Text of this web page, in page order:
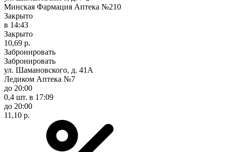
Минская Фармация Аптека №210
Закрыто
в 14:43
Закрыто
10,69 р.
Забронировать
Забронировать
ул. Шамановского, д. 41А
Ледиком Аптека №7
до 20:00
0,4 шт. в 17:09
до 20:00
11,10 р.